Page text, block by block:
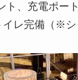
ト、充電ポート
レ完備（※シ